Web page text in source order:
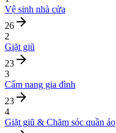
Vệ sinh nhà cửa
26
2
Giặt giũ
23
3
Cẩm nang gia đình
23
4
Giặt giũ & Chăm sóc quần áo